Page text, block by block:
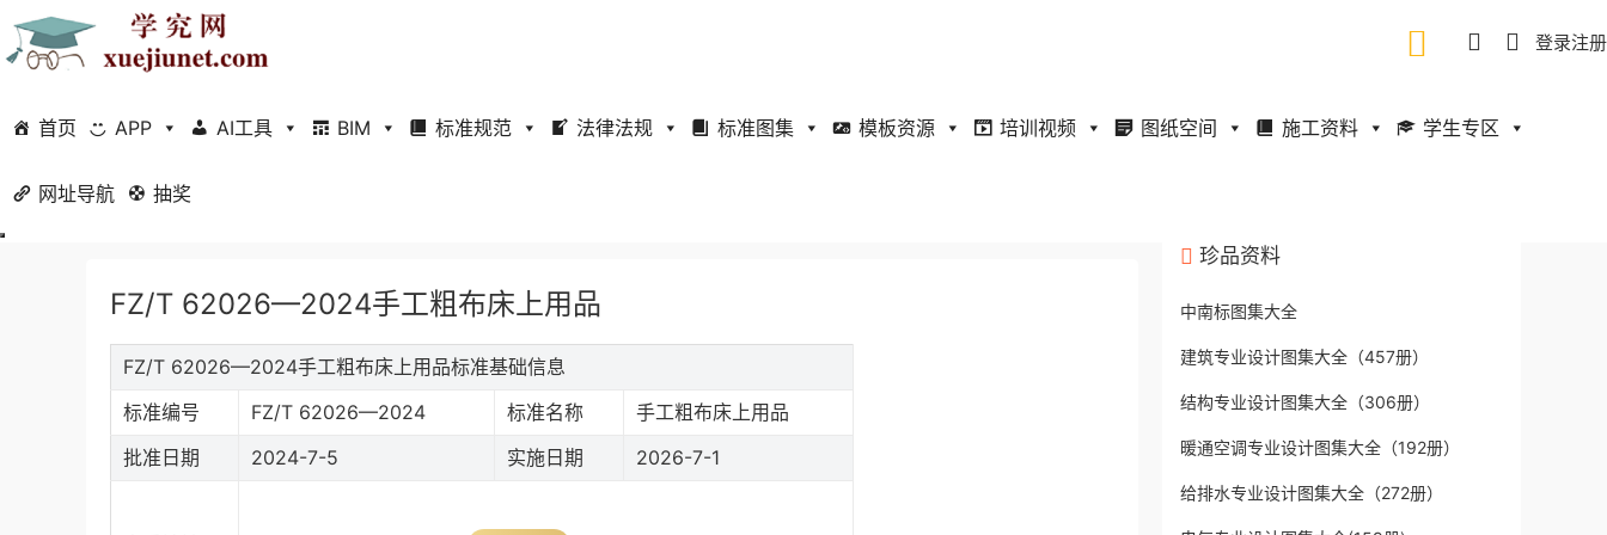
登录注册
首页 APP AI工具 BIM 标准规范 法律法规 标准图集 模板资源 培训视频 图纸空间 施工资料 学生专区
网址导航 抽奖
当前位置：首页
FZ/T 62026—2024手工粗布床上用品
FZ/T 62026—2024手工粗布床上用品标准基础信息
标准编号
FZ/T 62026—2024 标准名称
手工粗布床上用品
批准日期
2024-7-5 实施日期 2026-7-1
珍品资料
中南标图集大全
建筑专业设计图集大全（457册）
结构专业设计图集大全（306册）
暖通空调专业设计图集大全（192册）
给排水专业设计图集大全（272册）